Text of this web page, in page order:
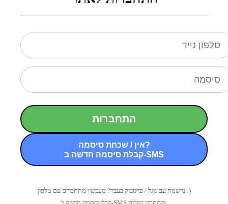
התחברות
אין / שכחת סיסמה?
קבלת סיסמה חדשה ב-SMS
נרשמת עם גוגל / פייסבוק בעבר? מעכשיו מתחברים עם טלפון :)